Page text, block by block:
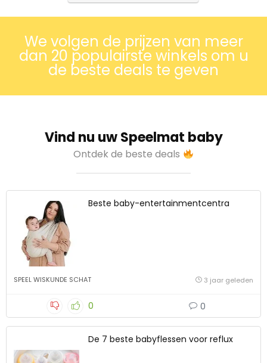
We volgen de prijzen van meer
dan 20 populairste winkels om u
de beste deals te geven
Vind nu uw Speelmat baby
Ontdek de beste deals
Beste baby-entertainmentcentra
SPEEL WISKUNDE SCHAT 3 jaar geleden
0 0
De 7 beste babyflessen voor reflux